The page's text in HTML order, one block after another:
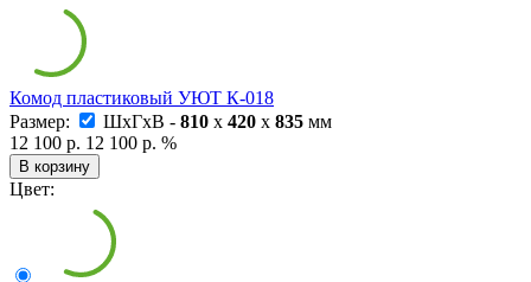
Комод пластиковый УЮТ К-018
Размер:
ШxГxВ - 810 x 420 x 835 мм
12 100 р. 12 100 р. %
В корзину
Цвет: